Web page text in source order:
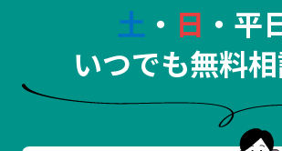
土 ・ 日 ・平
いつでも無料